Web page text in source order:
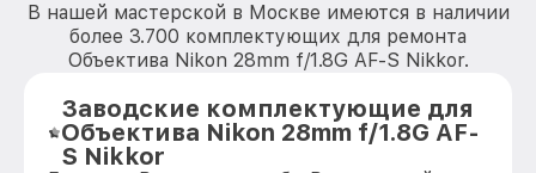
В нашей мастерской в Москве имеются в наличии
более 3.700 комплектующих для ремонта
Объектива Nikon 28mm f/1.8G AF-S Nikkor.
Заводские комплектующие для
Объектива Nikon 28mm f/1.8G AF-
S Nikkor